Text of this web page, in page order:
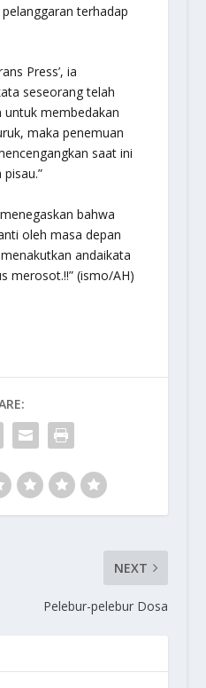
terhadap
Press’, ia
seseorang telah
untuk membedakan
maka penemuan
saat ini
bahwa
oleh masa depan
andaikata
merosot.!!” (ismo/AH)
NEXT
Pelebur-pelebur Dosa